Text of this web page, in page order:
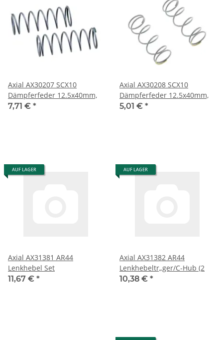
Axial AX30207 SCX10
Dämpferfeder 12.5x40mm,
7,71 € *
Axial AX30208 SCX10
Dämpferfeder 12.5x40mm,
5,01 € *
AUF LAGER
Axial AX31381 AR44
Lenkhebel Set
11,67 € *
AUF LAGER
Axial AX31382 AR44
Lenkhebeltr„ger/C-Hub (2
10,38 € *